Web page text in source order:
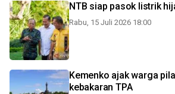
NTB siap pasok listrik
Rabu, 15 Juli 2026 18:00
Kemenko ajak warga
kebakaran TPA